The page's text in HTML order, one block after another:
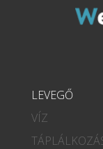
LEVEGŐ
VÍZ